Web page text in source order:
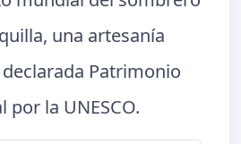
una artesanía
Patrimonio
por la UNESCO.